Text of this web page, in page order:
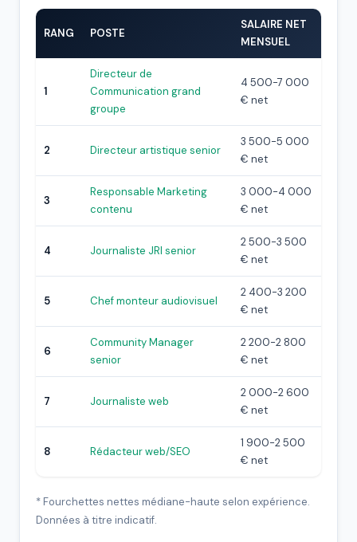
RANG POSTE
SALAIRE NET
MENSUEL
1
Directeur de
Communication grand
groupe
4 500-7 000
€ net
2 Directeur artistique senior
3 500-5 000
€ net
3
Responsable Marketing
contenu
3 000-4 000
€ net
4 Journaliste JRI senior
2 500-3 500
€ net
5 Chef monteur audiovisuel
2 400-3 200
€ net
6
Community Manager
senior
2 200-2 800
€ net
7 Journaliste web
2 000-2 600
€ net
8 Rédacteur web/SEO
1 900-2 500
€ net
* Fourchettes nettes médiane-haute selon expérience.
Données à titre indicatif.